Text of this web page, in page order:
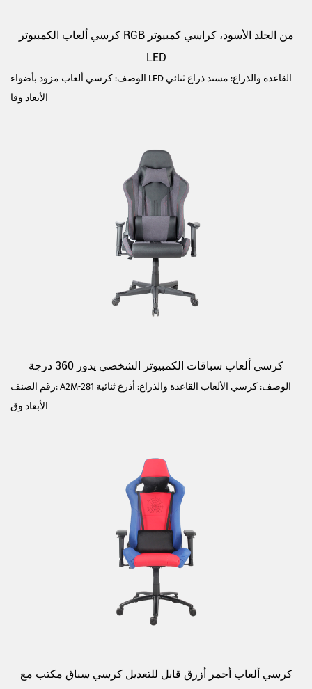
كرسي ألعاب الكمبيوتر RGB من الجلد الأسود، كراسي كمبيوتر
LED
الوصف: كرسي ألعاب مزود بأضواء LED القاعدة والذراع: مسند ذراع ثنائي
الأبعاد وقا
كرسي ألعاب سباقات الكمبيوتر الشخصي يدور 360 درجة
رقم الصنف: A2M-281 الوصف: كرسي الألعاب القاعدة والذراع: أذرع ثنائية
الأبعاد وق
كرسي ألعاب أحمر أزرق قابل للتعديل كرسي سباق مكتب مع